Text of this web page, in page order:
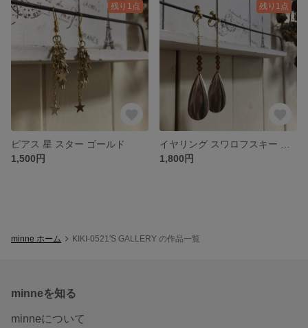
残り1点
ピアス 星 スター ゴールド
1,500円
残り1点
1,800円
minne ホーム KIKI-0521'S GALLERY の作品一覧
minneを知る
minneについて